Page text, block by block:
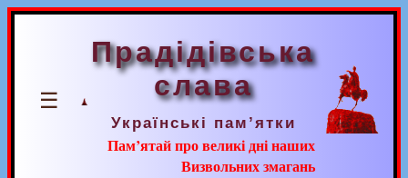
☰
Прадідівська
слава
Українські пам’ятки
Пам’ятай про великі дні наших
Визвольних змагань